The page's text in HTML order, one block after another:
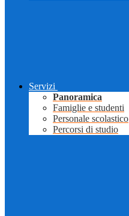
Servizi
Panoramica
Famiglie e studenti
Personale scolastico
Percorsi di studio